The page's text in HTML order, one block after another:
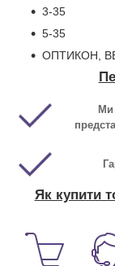
3-35
5-35
ОПТИКОН,
Ми
Як купити